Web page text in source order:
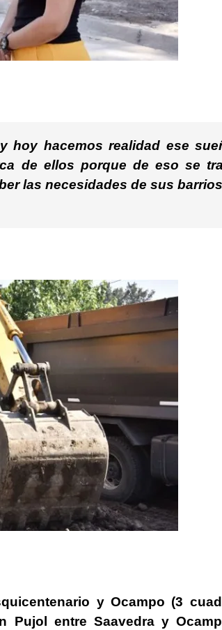
hoy hacemos realidad ese
de ellos porque de eso se
las necesidades de sus
y Ocampo (3
Pujol
entre Saavedra y